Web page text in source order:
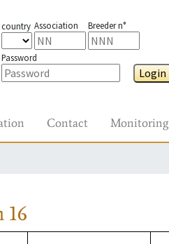
country Association Breeder n°
Password
Login
Contact Monitoring
16